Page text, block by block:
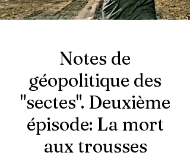
Notes de
géopolitique des
"sectes". Deuxième
épisode: La mort
aux trousses